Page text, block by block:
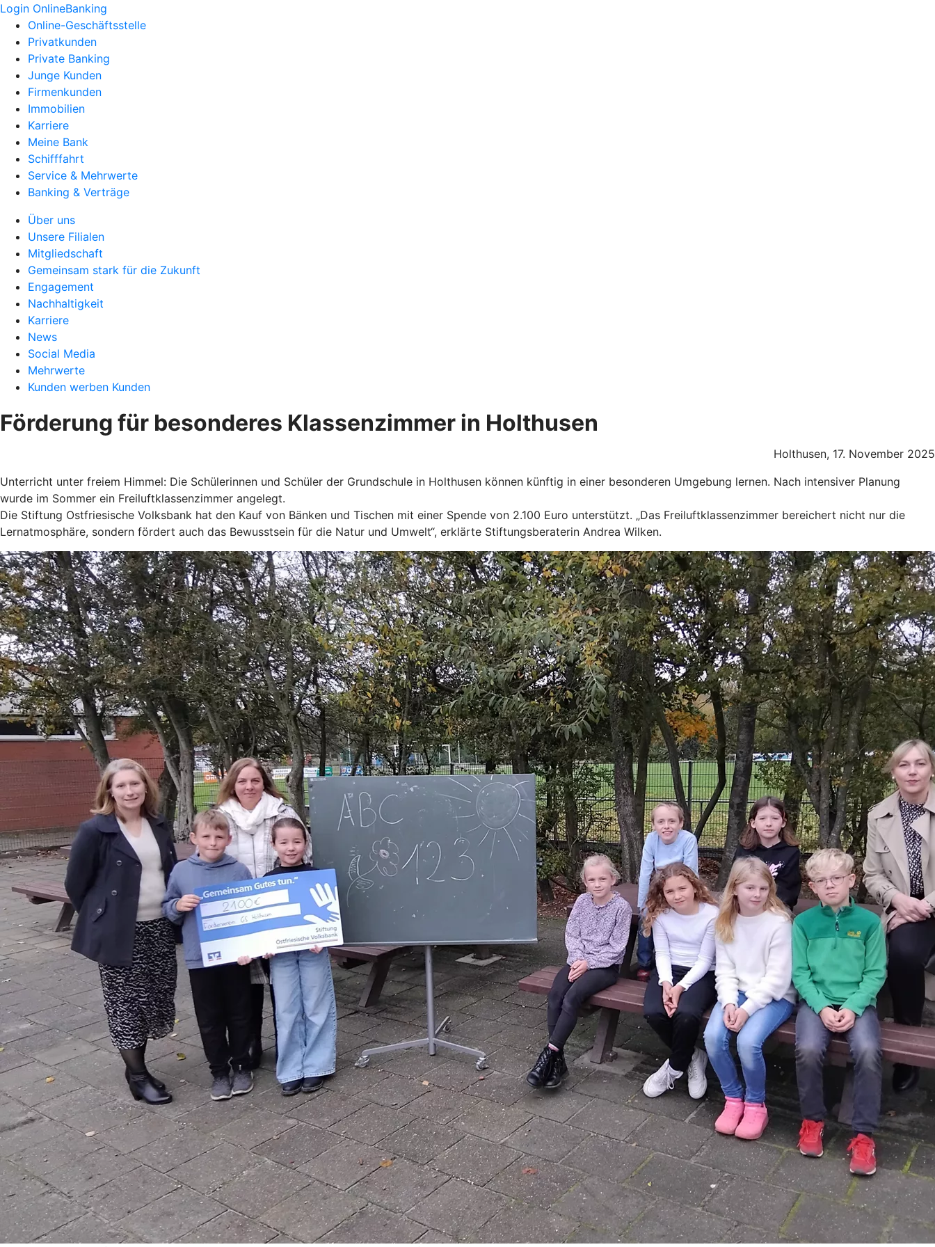
Login OnlineBanking
Online-Geschäftsstelle
Privatkunden
Private Banking
Junge Kunden
Firmenkunden
Immobilien
Karriere
Meine Bank
Schifffahrt
Service & Mehrwerte
Banking & Verträge
Über uns
Unsere Filialen
Mitgliedschaft
Gemeinsam stark für die Zukunft
Engagement
Nachhaltigkeit
Karriere
News
Social Media
Mehrwerte
Kunden werben Kunden
Förderung für besonderes Klassenzimmer in Holthusen
Holthusen, 17. November 2025
Unterricht unter freiem Himmel: Die Schülerinnen und Schüler der Grundschule in Holthusen können künftig in einer besonderen Umgebung lernen. Nach intensiver Planung
wurde im Sommer ein Freiluftklassenzimmer angelegt.
Die Stiftung Ostfriesische Volksbank hat den Kauf von Bänken und Tischen mit einer Spende von 2.100 Euro unterstützt. „Das Freiluftklassenzimmer bereichert nicht nur die
Lernatmosphäre, sondern fördert auch das Bewusstsein für die Natur und Umwelt“, erklärte Stiftungsberaterin Andrea Wilken.